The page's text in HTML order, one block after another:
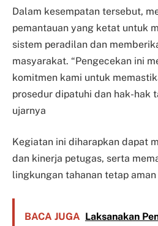
Dalam kesempatan tersebut,
pemantauan yang ketat untuk
sistem peradilan dan
masyarakat. “Pengecekan ini
komitmen kami untuk
prosedur dipatuhi dan hak-hak
ujarnya
Kegiatan ini diharapkan dapat
dan kinerja petugas, serta
lingkungan tahanan tetap
BACA JUGA Laksanakan